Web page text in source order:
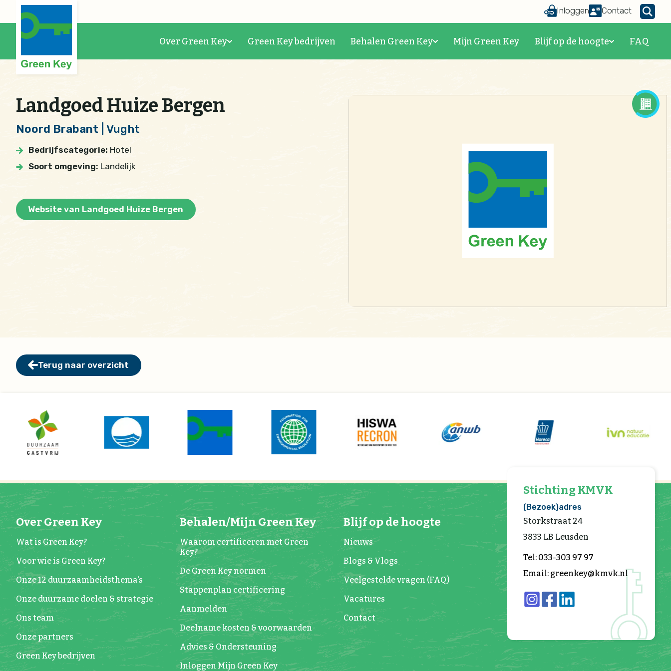
Inloggen Contact
Over Green Key Green Key bedrijven Behalen Green Key Mijn Green Key Blijf op de hoogte FAQ
Landgoed Huize Bergen
Noord Brabant | Vught
Bedrijfscategorie: Hotel
Soort omgeving: Landelijk
Website van Landgoed Huize Bergen
Terug naar overzicht
Over Green Key
Wat is Green Key?
Voor wie is Green Key?
Onze 12 duurzaamheidsthema's
Onze duurzame doelen & strategie
Ons team
Onze partners
Green Key bedrijven
Behalen/Mijn Green Key
Waarom certificeren met Green
Key?
De Green Key normen
Stappenplan certificering
Aanmelden
Deelname kosten & voorwaarden
Advies & Ondersteuning
Inloggen Mijn Green Key
Blijf op de hoogte
Nieuws
Blogs & Vlogs
Veelgestelde vragen (FAQ)
Vacatures
Contact
Stichting KMVK
(Bezoek)adres
Storkstraat 24
3833 LB Leusden
Tel: 033-303 97 97
Email: greenkey@kmvk.nl